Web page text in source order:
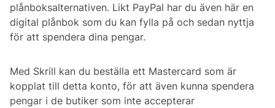
plånboksalternativen. Likt PayPal har du även här en
digital plånbok som du kan fylla på och sedan nyttja
för att spendera dina pengar.
Med Skrill kan du beställa ett Mastercard som är
kopplat till detta konto, för att även kunna spendera
pengar i de butiker som inte accepterar